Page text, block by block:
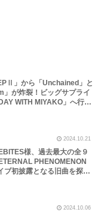
」から「Unchained」と
」が炸裂！ビッグサプライ
WITH MIYAKO」へ行っ
2024.10.21
様、過去最大の全９
PHENOMENON
ブ初披露となる旧曲を探っ
2024.10.06